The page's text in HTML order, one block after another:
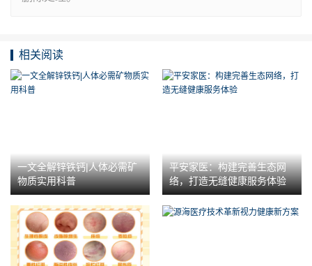
相关阅读
一文全解锌铁钙|人体必需矿
物质实用科普
平安家医：构建完善生态网
络，打造无缝健康服务体验